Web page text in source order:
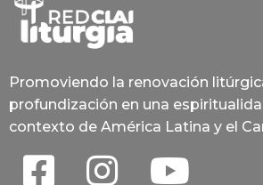
Promoviendo la renovación
profundización en una
contexto de América Latina y el